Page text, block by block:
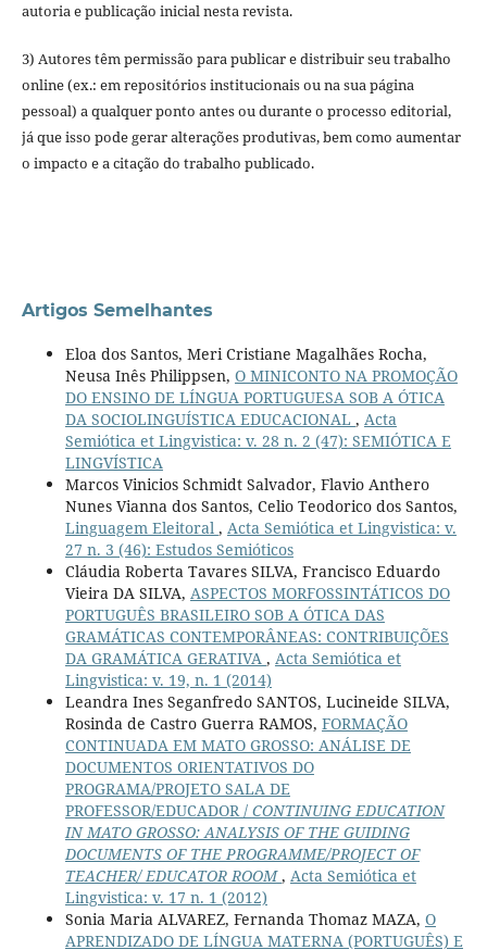
autoria e publicação inicial nesta revista.
3) Autores têm permissão para publicar e distribuir seu trabalho
online (ex.: em repositórios institucionais ou na sua página
pessoal) a qualquer ponto antes ou durante o processo editorial,
já que isso pode gerar alterações produtivas, bem como aumentar
o impacto e a citação do trabalho publicado.
Artigos Semelhantes
Eloa dos Santos, Meri Cristiane Magalhães Rocha,
Neusa Inês Philippsen, O MINICONTO NA PROMOÇÃO
DO ENSINO DE LÍNGUA PORTUGUESA SOB A ÓTICA
DA SOCIOLINGUÍSTICA EDUCACIONAL , Acta
Semiótica et Lingvistica: v. 28 n. 2 (47): SEMIÓTICA E
LINGVÍSTICA
Marcos Vinicios Schmidt Salvador, Flavio Anthero
Nunes Vianna dos Santos, Celio Teodorico dos Santos,
Linguagem Eleitoral , Acta Semiótica et Lingvistica: v.
27 n. 3 (46): Estudos Semióticos
Cláudia Roberta Tavares SILVA, Francisco Eduardo
Vieira DA SILVA, ASPECTOS MORFOSSINTÁTICOS DO
PORTUGUÊS BRASILEIRO SOB A ÓTICA DAS
GRAMÁTICAS CONTEMPORÂNEAS: CONTRIBUIÇÕES
DA GRAMÁTICA GERATIVA , Acta Semiótica et
Lingvistica: v. 19, n. 1 (2014)
Leandra Ines Seganfredo SANTOS, Lucineide SILVA,
Rosinda de Castro Guerra RAMOS, FORMAÇÃO
CONTINUADA EM MATO GROSSO: ANÁLISE DE
DOCUMENTOS ORIENTATIVOS DO
PROGRAMA/PROJETO SALA DE
PROFESSOR/EDUCADOR / CONTINUING EDUCATION
IN MATO GROSSO: ANALYSIS OF THE GUIDING
DOCUMENTS OF THE PROGRAMME/PROJECT OF
TEACHER/ EDUCATOR ROOM , Acta Semiótica et
Lingvistica: v. 17 n. 1 (2012)
Sonia Maria ALVAREZ, Fernanda Thomaz MAZA, O
APRENDIZADO DE LÍNGUA MATERNA (PORTUGUÊS) E